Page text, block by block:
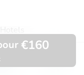
€160
€147